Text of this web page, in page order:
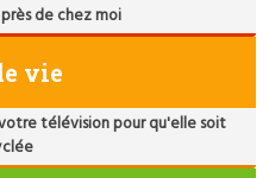
de chez moi
vie
télévision pour qu'elle soit